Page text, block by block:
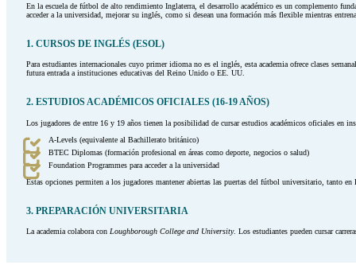
En la escuela de fútbol de alto rendimiento Inglaterra, el desarrollo académico es un complemento
acceder a la universidad, mejorar su inglés, como si desean una formación más flexible mientras
1. CURSOS DE INGLÉS (ESOL)
Para estudiantes internacionales cuyo primer idioma no es el inglés, esta academia ofrece clases
futura entrada a instituciones educativas del Reino Unido o EE. UU.
2. ESTUDIOS ACADÉMICOS OFICIALES (16-19 AÑOS)
Los jugadores de entre 16 y 19 años tienen la posibilidad de cursar estudios académicos oficiales en
A-Levels (equivalente al Bachillerato británico)
BTEC Diplomas (formación profesional en áreas como deporte, negocios o salud)
Foundation Programmes para acceder a la universidad
Estas opciones permiten a los jugadores mantener abiertas las puertas del fútbol universitario, tanto
3. PREPARACIÓN UNIVERSITARIA
La academia colabora con Loughborough College and University. Los estudiantes pueden cursar